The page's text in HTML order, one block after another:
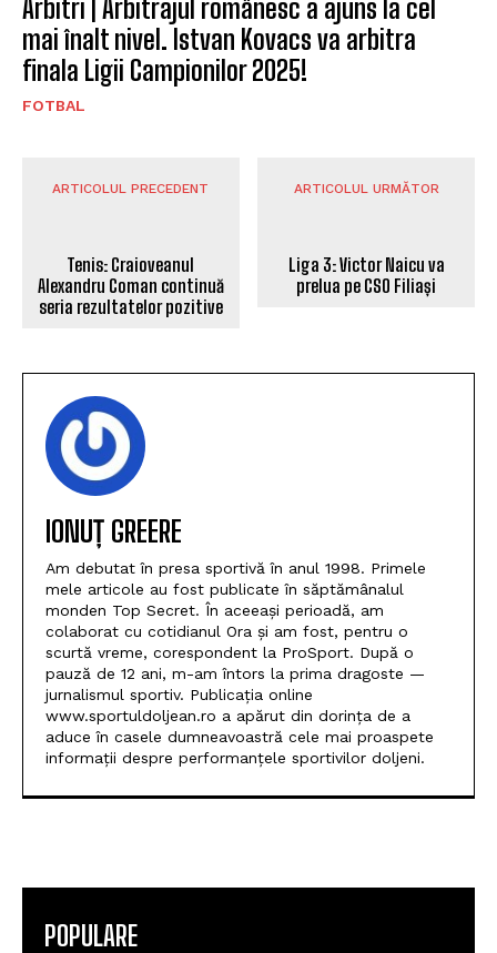
Arbitri | Arbitrajul românesc a ajuns la cel
mai înalt nivel. Istvan Kovacs va arbitra
finala Ligii Campionilor 2025!
FOTBAL
ARTICOLUL PRECEDENT
Tenis: Craioveanul
ARTICOLUL URMĂTOR
Liga 3: Victor Naicu va
IONUȚ GREERE
Am debutat în presa sportivă în anul 1998. Primele
mele articole au fost publicate în săptămânalul
monden Top Secret. În aceeași perioadă, am
colaborat cu cotidianul Ora și am fost, pentru o
scurtă vreme, corespondent la ProSport. După o
pauză de 12 ani, m-am întors la prima dragoste —
jurnalismul sportiv. Publicația online
www.sportuldoljean.ro a apărut din dorința de a
informații despre performanțele sportivilor doljeni.